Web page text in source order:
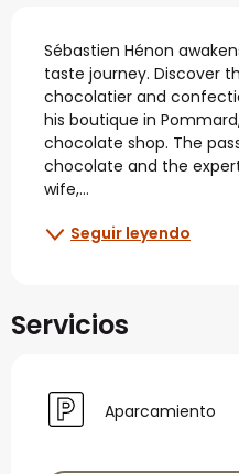
Sébastien Hénon
taste journey. Discover
chocolatier and
his boutique in
chocolate shop. The
chocolate and the
wife,...
Seguir leyendo
Servicios
Aparcamiento